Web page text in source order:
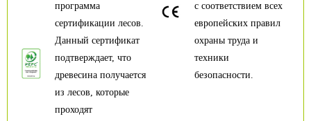
с соответствием всех
европейских правил
охраны труда и
техники
безопасности.
программа
сертификации лесов.
Данный сертификат
подтверждает, что
древесина получается
из лесов, которые
проходят